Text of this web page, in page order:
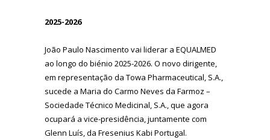
2025-2026
João Paulo Nascimento vai liderar a EQUALMED
ao longo do biénio 2025-2026. O novo dirigente,
em representação da Towa Pharmaceutical, S.A.,
sucede a Maria do Carmo Neves da Farmoz –
Sociedade Técnico Medicinal, S.A., que agora
ocupará a vice-presidência, juntamente com
Glenn Luís, da Fresenius Kabi Portugal.